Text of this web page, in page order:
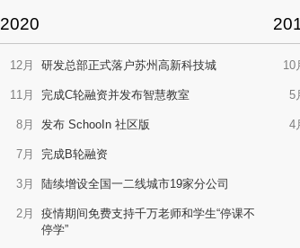
2020
12月 研发总部正式落户苏州高新科技城
11月 完成C轮融资并发布智慧教室
8月 发布 SchooIn 社区版
7月 完成B轮融资
3月 陆续增设全国一二线城市19家分公司
2月
疫情期间免费支持千万老师和学生“停课不
停学”
10
5
4